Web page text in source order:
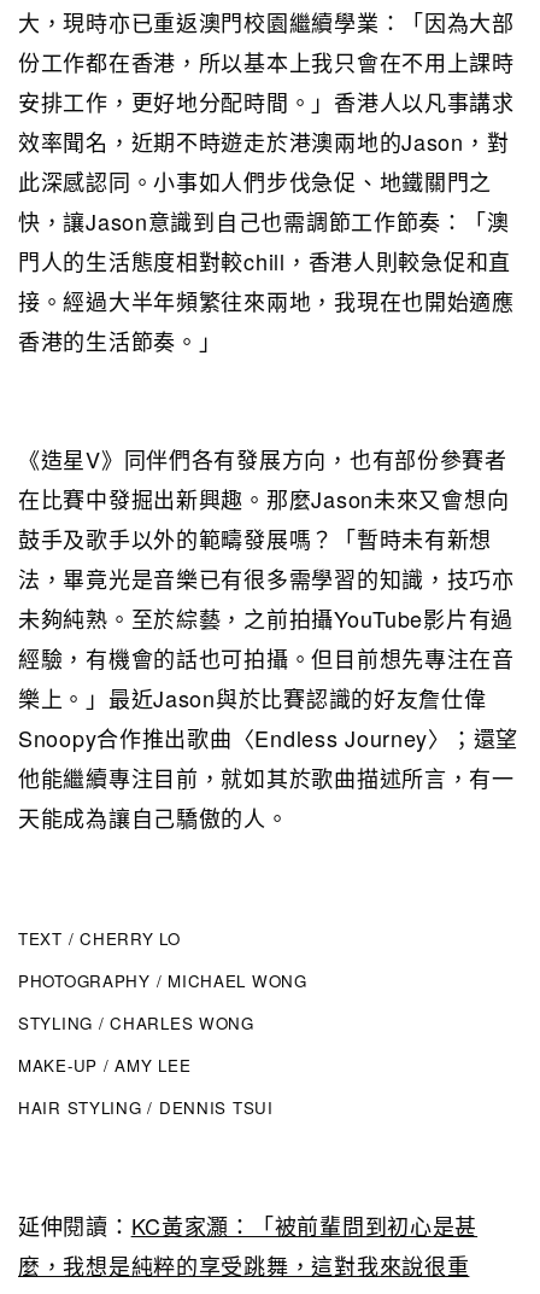
大，現時亦已重返澳門校園繼續學業：「因為大部
份工作都在香港，所以基本上我只會在不用上課時
安排工作，更好地分配時間。」香港人以凡事講求
效率聞名，近期不時遊走於港澳兩地的Jason，對
此深感認同。小事如人們步伐急促、地鐵關門之
快，讓Jason意識到自己也需調節工作節奏：「澳
門人的生活態度相對較chill，香港人則較急促和直
接。經過大半年頻繁往來兩地，我現在也開始適應
香港的生活節奏。」
《造星V》同伴們各有發展方向，也有部份參賽者
在比賽中發掘出新興趣。那麼Jason未來又會想向
鼓手及歌手以外的範疇發展嗎？「暫時未有新想
法，畢竟光是音樂已有很多需學習的知識，技巧亦
未夠純熟。至於綜藝，之前拍攝YouTube影片有過
經驗，有機會的話也可拍攝。但目前想先專注在音
樂上。」最近Jason與於比賽認識的好友詹仕偉
Snoopy合作推出歌曲〈Endless Journey〉；還望
他能繼續專注目前，就如其於歌曲描述所言，有一
天能成為讓自己驕傲的人。
TEXT / CHERRY LO
PHOTOGRAPHY / MICHAEL WONG
STYLING / CHARLES WONG
MAKE-UP / AMY LEE
HAIR STYLING / DENNIS TSUI
延伸閱讀： KC黃家灝：「被前輩問到初心是甚
麼，我想是純粹的享受跳舞，這對我來說很重